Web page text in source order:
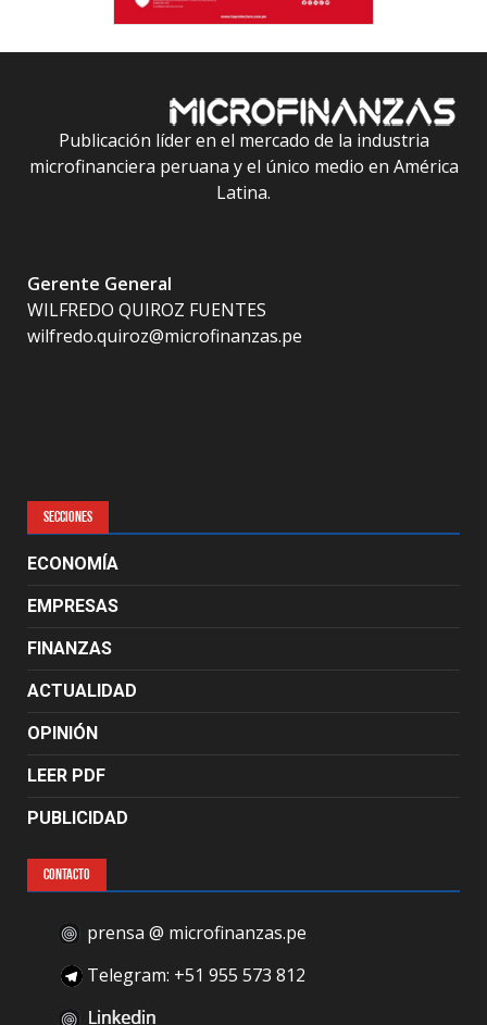
Publicación líder en el mercado de la industria
microfinanciera peruana y el único medio en América
Latina.
Gerente General
WILFREDO QUIROZ FUENTES
wilfredo.quiroz@microfinanzas.pe
SECCIONES
ECONOMÍA
EMPRESAS
FINANZAS
ACTUALIDAD
OPINIÓN
LEER PDF
PUBLICIDAD
CONTACTO
prensa @ microfinanzas.pe
Telegram: +51 955 573 812